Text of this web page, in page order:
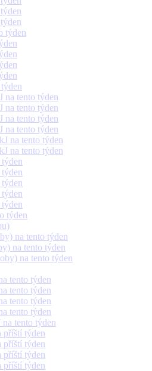
týden
tento týden
tento týden
tento týden
tento týden
na tento týden
na tento týden
týden
na tento týden
na tento týden
na tento týden
tento týden
tento týden
tento týden
tento týden
tento týden
týden
týden
týden
týden